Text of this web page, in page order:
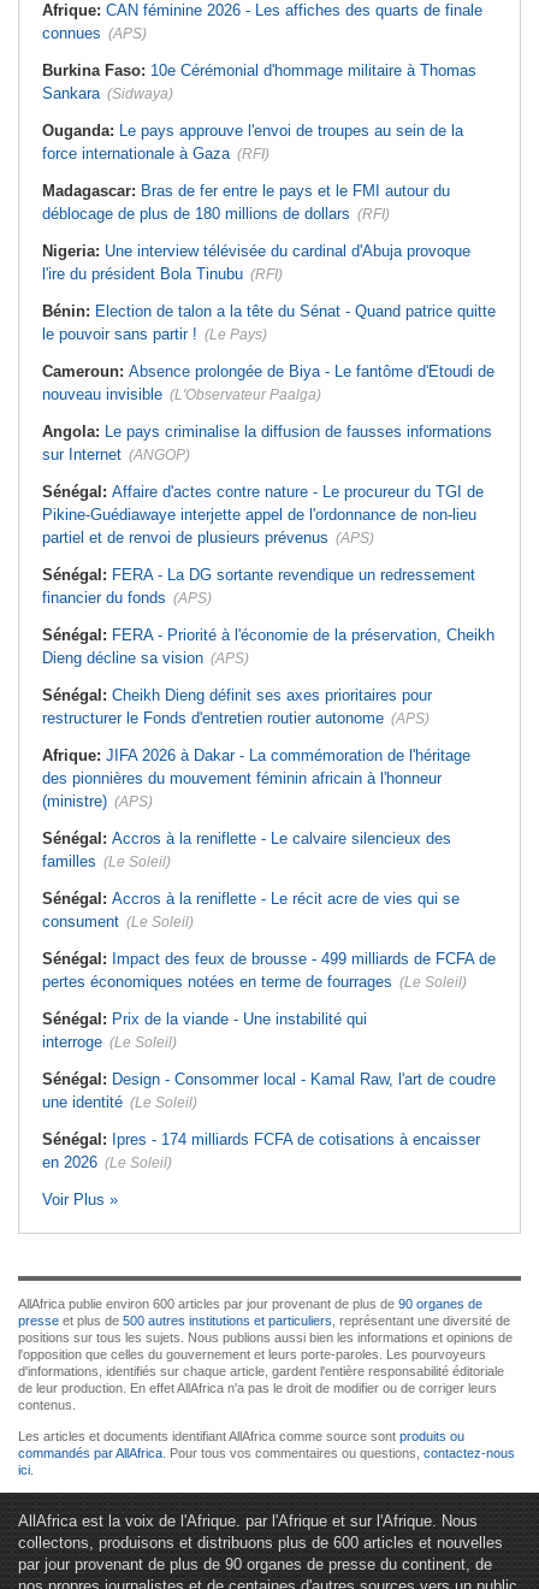
Afrique: CAN féminine 2026 - Les affiches des quarts de finale
connues (APS)
Burkina Faso: 10e Cérémonial d'hommage militaire à Thomas
Sankara (Sidwaya)
Ouganda: Le pays approuve l'envoi de troupes au sein de la
force internationale à Gaza (RFI)
Madagascar: Bras de fer entre le pays et le FMI autour du
déblocage de plus de 180 millions de dollars (RFI)
Nigeria: Une interview télévisée du cardinal d'Abuja provoque
l'ire du président Bola Tinubu (RFI)
Bénin: Election de talon a la tête du Sénat - Quand patrice quitte
le pouvoir sans partir ! (Le Pays)
Cameroun: Absence prolongée de Biya - Le fantôme d'Etoudi de
nouveau invisible (L'Observateur Paalga)
Angola: Le pays criminalise la diffusion de fausses informations
sur Internet (ANGOP)
Sénégal: Affaire d'actes contre nature - Le procureur du TGI de
Pikine-Guédiawaye interjette appel de l'ordonnance de non-lieu
partiel et de renvoi de plusieurs prévenus (APS)
Sénégal: FERA - La DG sortante revendique un redressement
financier du fonds (APS)
Sénégal: FERA - Priorité à l'économie de la préservation, Cheikh
Dieng décline sa vision (APS)
Sénégal: Cheikh Dieng définit ses axes prioritaires pour
restructurer le Fonds d'entretien routier autonome (APS)
Afrique: JIFA 2026 à Dakar - La commémoration de l'héritage
des pionnières du mouvement féminin africain à l'honneur
(ministre) (APS)
Sénégal: Accros à la reniflette - Le calvaire silencieux des
familles (Le Soleil)
Sénégal: Accros à la reniflette - Le récit acre de vies qui se
consument (Le Soleil)
Sénégal: Impact des feux de brousse - 499 milliards de FCFA de
pertes économiques notées en terme de fourrages (Le Soleil)
Sénégal: Prix de la viande - Une instabilité qui
interroge (Le Soleil)
Sénégal: Design - Consommer local - Kamal Raw, l'art de coudre
une identité (Le Soleil)
Sénégal: Ipres - 174 milliards FCFA de cotisations à encaisser
en 2026 (Le Soleil)
Voir Plus »
AllAfrica publie environ 600 articles par jour provenant de plus de 90 organes de
presse et plus de 500 autres institutions et particuliers , représentant une diversité de
positions sur tous les sujets. Nous publions aussi bien les informations et opinions de
l'opposition que celles du gouvernement et leurs porte-paroles. Les pourvoyeurs
d'informations, identifiés sur chaque article, gardent l'entière responsabilité éditoriale
de leur production. En effet AllAfrica n'a pas le droit de modifier ou de corriger leurs
contenus.
Les articles et documents identifiant AllAfrica comme source sont produits ou
commandés par AllAfrica . Pour tous vos commentaires ou questions, contactez-nous
ici
AllAfrica est la voix de l'Afrique. par l'Afrique et sur l'Afrique. Nous
collectons, produisons et distribuons plus de 600 articles et nouvelles
par jour provenant de plus de 90 organes de presse du continent, de